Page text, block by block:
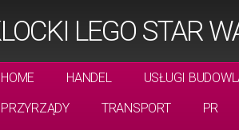
LEGO STAR
HOME HANDEL
USŁUGI
PRZYRZĄDY
TRANSPORT
PR